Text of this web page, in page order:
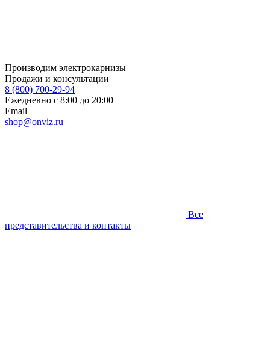
Производим электрокарнизы
Продажи и консультации
8 (800) 700-29-94
Ежедневно с 8:00 до 20:00
Email
shop@onviz.ru
Все
представительства и контакты